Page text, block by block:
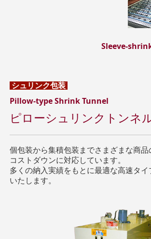
Sleeve-
シュリンク包装
Pillow-type Shrink Tunnel
ピローシュリンクトンネ
個包装から集積包装までさまざまな商品
コストダウンに対応しています。
多くの納入実績をもとに最適な高速タイ
いたします。